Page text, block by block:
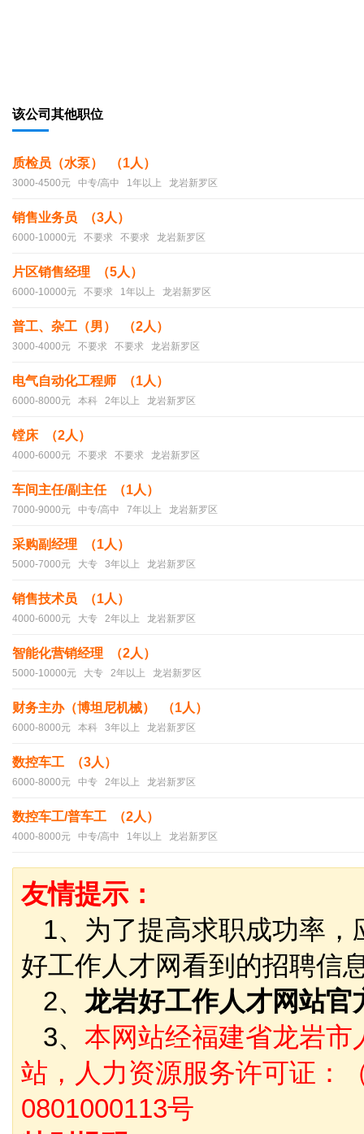
该公司其他职位
质检员（水泵） （1人）
3000-4500元 中专/高中 1年以上 龙岩新罗区
销售业务员 （3人）
6000-10000元 不要求 不要求 龙岩新罗区
片区销售经理 （5人）
6000-10000元 不要求 1年以上 龙岩新罗区
普工、杂工（男） （2人）
3000-4000元 不要求 不要求 龙岩新罗区
电气自动化工程师 （1人）
6000-8000元 本科 2年以上 龙岩新罗区
镗床 （2人）
4000-6000元 不要求 不要求 龙岩新罗区
车间主任/副主任 （1人）
7000-9000元 中专/高中 7年以上 龙岩新罗区
采购副经理 （1人）
5000-7000元 大专 3年以上 龙岩新罗区
销售技术员 （1人）
4000-6000元 大专 2年以上 龙岩新罗区
智能化营销经理 （2人）
5000-10000元 大专 2年以上 龙岩新罗区
财务主办（博坦尼机械） （1人）
6000-8000元 本科 3年以上 龙岩新罗区
数控车工 （3人）
6000-8000元 中专 2年以上 龙岩新罗区
数控车工/普车工 （2人）
4000-8000元 中专/高中 1年以上 龙岩新罗区
友情提示：
1、为了提高求职成功率，
好工作人才网看到的招聘信
2、 龙岩好工作人才网站
3、 本网站经福建省龙岩
站，人力资源服务许可证：
0801000113号